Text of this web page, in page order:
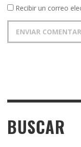
Recibir un correo
BUSCAR